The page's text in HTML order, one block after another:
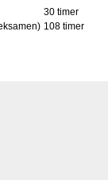
30 timer
108 timer